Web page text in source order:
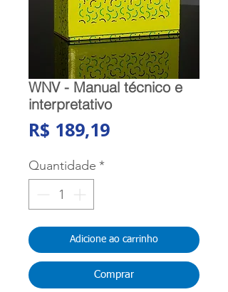
WNV - Manual técnico e
interpretativo
R$ 189,19Preço
Quantidade *
Adicione ao carrinho
Comprar